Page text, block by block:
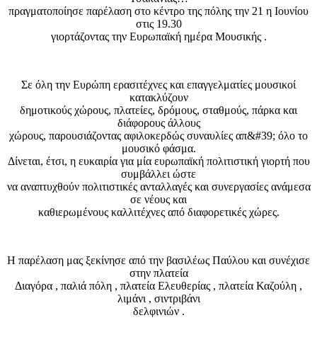
πραγματοποίησε παρέλαση στο κέντρο της πόλης την 21 η Ιουνίου
στις 19.30
γιορτάζοντας την Ευρωπαϊκή ημέρα Μουσικής .
Σε όλη την Ευρώπη ερασιτέχνες και επαγγελματίες μουσικοί
κατακλύζουν
δημοτικούς χώρους, πλατείες, δρόμους, σταθμούς, πάρκα και
διάφορους άλλους
χώρους, παρουσιάζοντας αφιλοκερδώς συναυλίες απ&#39; όλο το
μουσικό φάσμα.
Δίνεται, έτσι, η ευκαιρία για μία ευρωπαϊκή πολιτιστική γιορτή που
συμβάλλει ώστε
να αναπτυχθούν πολιτιστικές ανταλλαγές και συνεργασίες ανάμεσα
σε νέους και
καθιερωμένους καλλιτέχνες από διαφορετικές χώρες.
Η παρέλαση μας ξεκίνησε από την βασιλέως Παύλου και συνέχισε
στην πλατεία
Διαγόρα , παλιά πόλη , πλατεία Ελευθερίας , πλατεία Καζούλη ,
λιμάνι , σιντριβάνι
δελφινιών .